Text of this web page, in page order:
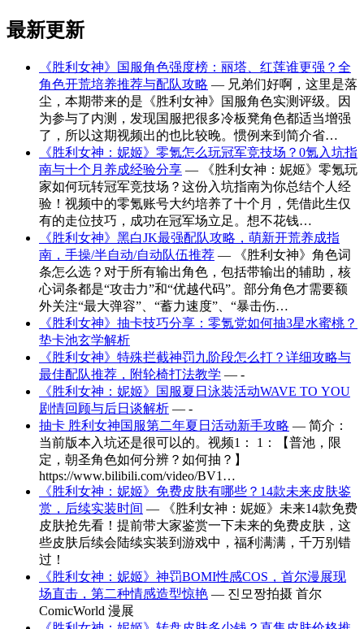
最新更新
《胜利女神》国服角色强度榜：丽塔、红莲谁更强？全
角色开荒培养推荐与配队攻略 — 兄弟们好啊，这里是落
尘，本期带来的是《胜利女神》国服角色实测评级。因
为参与了内测，发现国服把很多冷板凳角色都适当增强
了，所以这期视频出的也比较晚。惯例来到简介省…
《胜利女神：妮姬》零氪怎么玩冠军竞技场？0氪入坑指
南与十个月养成经验分享 — 《胜利女神：妮姬》零氪玩
家如何玩转冠军竞技场？这份入坑指南为你总结个人经
验！视频中的零氪账号大约培养了十个月，凭借此生仅
有的走位技巧，成功在冠军场立足。想不花钱…
《胜利女神》黑白JK最强配队攻略，萌新开荒养成指
南，手操/半自动/自动队伍推荐 — 《胜利女神》角色词
条怎么选？对于所有输出角色，包括带输出的辅助，核
心词条都是“攻击力”和“优越代码”。部分角色才需要额
外关注“最大弹容”、“蓄力速度”、“暴击伤…
《胜利女神》抽卡技巧分享：零氪党如何抽3星水蜜桃？
垫卡池玄学解析
《胜利女神》特殊拦截神罚九阶段怎么打？详细攻略与
最佳配队推荐，附轮椅打法教学 — -
《胜利女神：妮姬》国服夏日泳装活动WAVE TO YOU
剧情回顾与后日谈解析 — -
抽卡 胜利女神国服第二年夏日活动新手攻略 — 简介：
当前版本入坑还是很可以的。视频1： 1：【普池，限
定，朝圣角色如何分辨？如何抽？】
https://www.bilibili.com/video/BV1…
《胜利女神：妮姬》免费皮肤有哪些？14款未来皮肤鉴
赏，后续实装时间 — 《胜利女神：妮姬》未来14款免费
皮肤抢先看！提前带大家鉴赏一下未来的免费皮肤，这
些皮肤后续会陆续实装到游戏中，福利满满，千万别错
过！
《胜利女神：妮姬》神罚BOMI性感COS，首尔漫展现
场直击，第二种情感造型惊艳 — 진모짱拍摄 首尔
ComicWorld 漫展